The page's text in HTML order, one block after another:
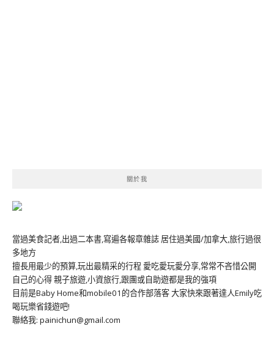
關於我
當過美食記者,出過二本書,寫遍各報章雜誌 居住過美國/加拿大,旅行過很
多地方
擅長用最少的預算,玩出最精采的行程 愛吃愛玩愛分享,常常不吝惜公開
自己的心得 親子旅遊,小資旅行,跟團或自助遊都是我的強項
目前是Baby Home和mobile01的合作部落客 大家快來跟著達人Emily吃
喝玩樂省錢遊吧!
聯絡我: painichun@gmail.com